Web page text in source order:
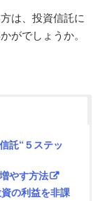
は、投資信託に
がでしょうか。
託“５ステッ
やす方法
の利益を非課